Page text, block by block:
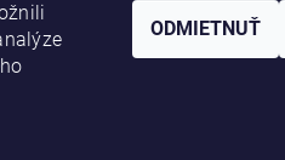
Avova
Bambino-Mio
ODMIETNUŤ